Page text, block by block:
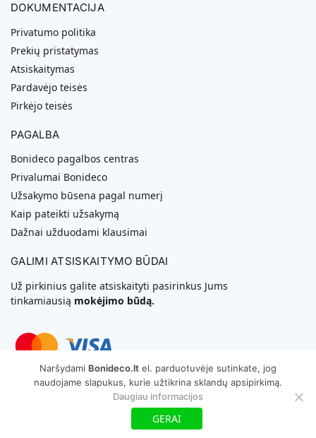
DOKUMENTACIJA
Privatumo politika
Prekių pristatymas
Atsiskaitymas
Pardavėjo teisės
Pirkėjo teisės
PAGALBA
Bonideco pagalbos centras
Privalumai Bonideco
Užsakymo būsena pagal numerį
Kaip pateikti užsakymą
Dažnai užduodami klausimai
GALIMI ATSISKAITYMO BŪDAI
Už pirkinius galite atsiskaityti pasirinkus Jums
tinkamiausią mokėjimo būdą.
Svetainių Kūrimas
Copyright © 2026 MB „Bonideco“. Visos teisės saugomos
Naršydami Bonideco.lt el. parduotuvėje sutinkate, jog
naudojame slapukus, kurie užtikrina sklandų apsipirkimą.
Daugiau informacijos
GERAI